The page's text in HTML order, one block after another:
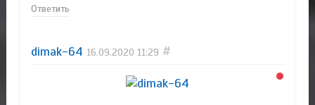
Ответить
dimak-64 16.09.2020 11:29 #